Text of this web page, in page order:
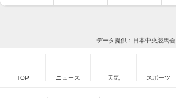
データ提供：日本中央競馬会
TOP ニュース 天気 スポーツ